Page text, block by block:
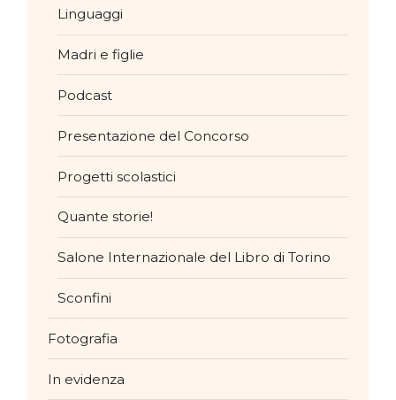
Linguaggi
Madri e figlie
Podcast
Presentazione del Concorso
Progetti scolastici
Quante storie!
Salone Internazionale del Libro di Torino
Sconfini
Fotografia
In evidenza